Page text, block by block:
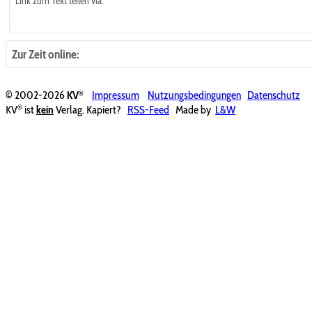
Zur Zeit online:
© 2002-2026KV® Impressum Nutzungsbedingungen Datenschutz
KV® ist kein Verlag. Kapiert? RSS-Feed Made by L&W